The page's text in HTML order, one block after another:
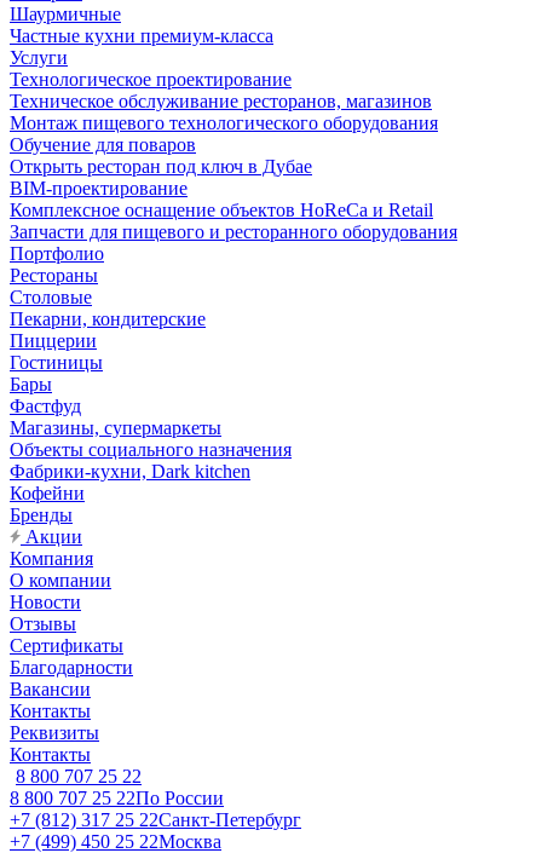
Шаурмичные
Частные кухни премиум-класса
Услуги
Технологическое проектирование
Техническое обслуживание ресторанов, магазинов
Монтаж пищевого технологического оборудования
Обучение для поваров
Открыть ресторан под ключ в Дубае
BIM-проектирование
Комплексное оснащение объектов HoReCa и Retail
Запчасти для пищевого и ресторанного оборудования
Портфолио
Рестораны
Столовые
Пекарни, кондитерские
Пиццерии
Гостиницы
Бары
Фастфуд
Магазины, супермаркеты
Объекты социального назначения
Фабрики-кухни, Dark kitchen
Кофейни
Бренды
Акции
Компания
О компании
Новости
Отзывы
Сертификаты
Благодарности
Вакансии
Контакты
Реквизиты
Контакты
8 800 707 25 22
8 800 707 25 22По России
+7 (812) 317 25 22Санкт-Петербург
+7 (499) 450 25 22Москва